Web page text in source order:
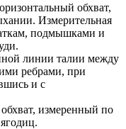
обхват,
Измерительная
подмышками и
линии талии между
ребрами, при
и с
измеренный по